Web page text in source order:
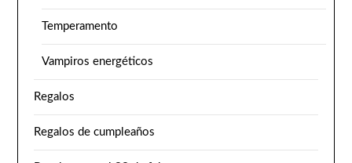
Temperamento
Vampiros energéticos
Regalos
Regalos de cumpleaños